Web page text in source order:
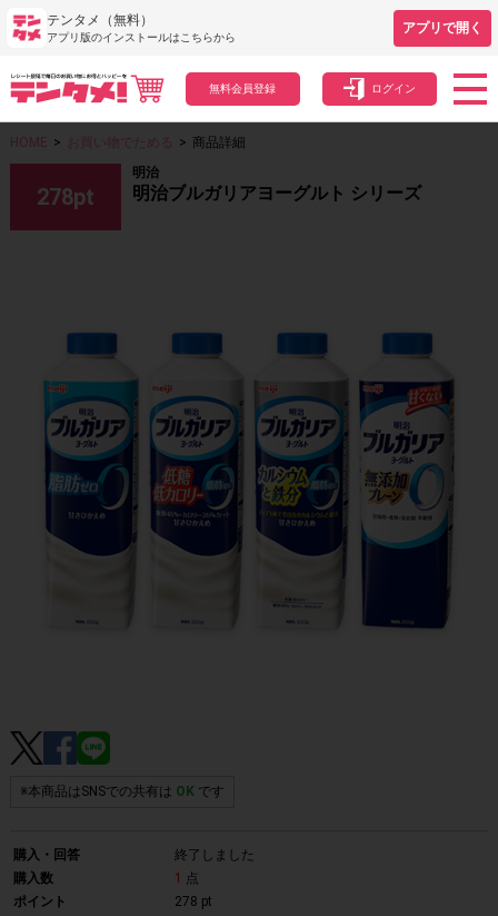
テンタメ（無料）
アプリ版のインストールはこちらから
アプリで開く
無料会員登録 ログイン
HOME > お買い物でためる > 商品詳細
278pt
明治
明治ブルガリアヨーグルト シリーズ
※本商品はSNSでの共有は OKです
購入・回答
終了しました
購入数
1
点
ポイント
278 pt